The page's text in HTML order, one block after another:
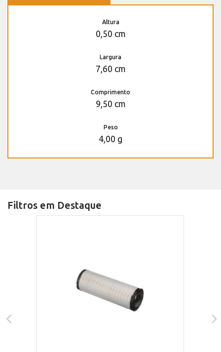
Altura
0,50 cm
Largura
7,60 cm
Comprimento
9,50 cm
Peso
4,00 g
Filtros em Destaque